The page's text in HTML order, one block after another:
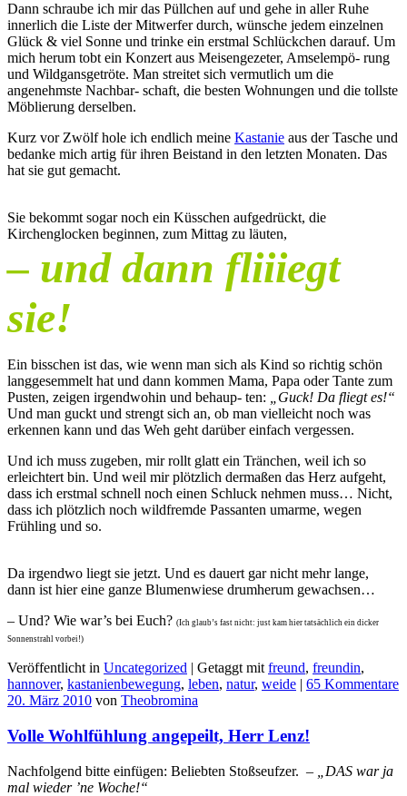
Dann schraube ich mir das Püllchen auf und gehe in aller Ruhe
innerlich die Liste der Mitwerfer durch, wünsche jedem einzelnen
Glück & viel Sonne und trinke ein erstmal Schlückchen darauf. Um
mich herum tobt ein Konzert aus Meisengezeter, Amselempö- rung
und Wildgansgetröte. Man streitet sich vermutlich um die
angenehmste Nachbar- schaft, die besten Wohnungen und die tollste
Möblierung derselben.
Kurz vor Zwölf hole ich endlich meine Kastanie aus der Tasche und
bedanke mich artig für ihren Beistand in den letzten Monaten. Das
hat sie gut gemacht.
Sie bekommt sogar noch ein Küsschen aufgedrückt, die
Kirchenglocken beginnen, zum Mittag zu läuten,
– und dann fliiiegt
sie!
Ein bisschen ist das, wie wenn man sich als Kind so richtig schön
langgesemmelt hat und dann kommen Mama, Papa oder Tante zum
Pusten, zeigen irgendwohin und behaup- ten:
„Guck! Da fliegt es!“
Und man guckt und strengt sich an, ob man vielleicht noch was
erkennen kann und das Weh geht darüber einfach vergessen.
Und ich muss zugeben, mir rollt glatt ein Tränchen, weil ich so
erleichtert bin. Und weil mir plötzlich dermaßen das Herz aufgeht,
dass ich erstmal schnell noch einen Schluck nehmen muss… Nicht,
dass ich plötzlich noch wildfremde Passanten umarme, wegen
Frühling und so.
Da irgendwo liegt sie jetzt. Und es dauert gar nicht mehr lange,
dann ist hier eine ganze Blumenwiese drumherum gewachsen…
– Und? Wie war’s bei Euch? (Ich glaub’s fast nicht: just kam hier tatsächlich ein dicker
Sonnenstrahl vorbei!)
Veröffentlicht in Uncategorized | Getaggt mit freund, freundin,
hannover, kastanienbewegung, leben, natur, weide | 65 Kommentare
20. März 2010 von Theobromina
Volle Wohlfühlung angepeilt, Herr Lenz!
Nachfolgend bitte einfügen: Beliebten Stoßseufzer. – „DAS war ja
mal wieder ’ne Woche!“